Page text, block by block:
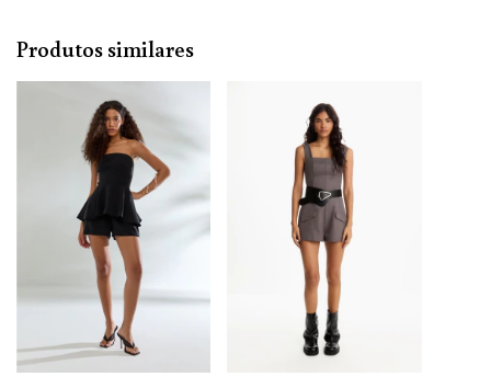
Produtos similares